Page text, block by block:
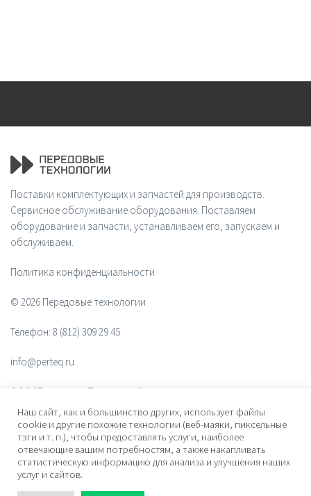
Поставки комплектующих и запчастей для производств.
Сервисное обслуживание оборудования. Поставляем
оборудование и запчасти, устанавливаем его, запускаем и
обслуживаем.
Политика конфиденциальности
© 2026 Передовые технологии
Телефон: 8 (812) 309 29 45
info@perteq.ru
ООО "Передовые Технологии"
ОГРН 1117847072628
Почтовый индекс 196006
Адрес: ул. Рощинская, дом 32, офис 201, лит. А. Санкт-Петербург,
Наш сайт, как и большинство других, использует файлы
cookie и другие похожие технологии (веб-маяки, пиксельные
тэги и т. п.), чтобы предоставлять услуги, наиболее
отвечающие вашим потребностям, а также накапливать
статистическую информацию для анализа и улучшения наших
услуг и сайтов.